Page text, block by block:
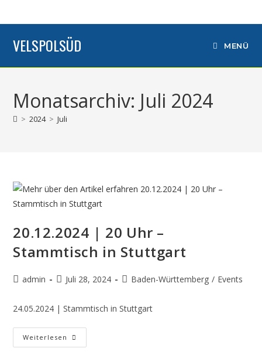
VELSPOLSÜD MENÜ
Monatsarchiv: Juli 2024
> 2024 > Juli
20.12.2024 | 20 Uhr –
Stammtisch in Stuttgart
admin Juli 28, 2024 Baden-Württemberg / Events
24.05.2024 | Stammtisch in Stuttgart
Weiterlesen